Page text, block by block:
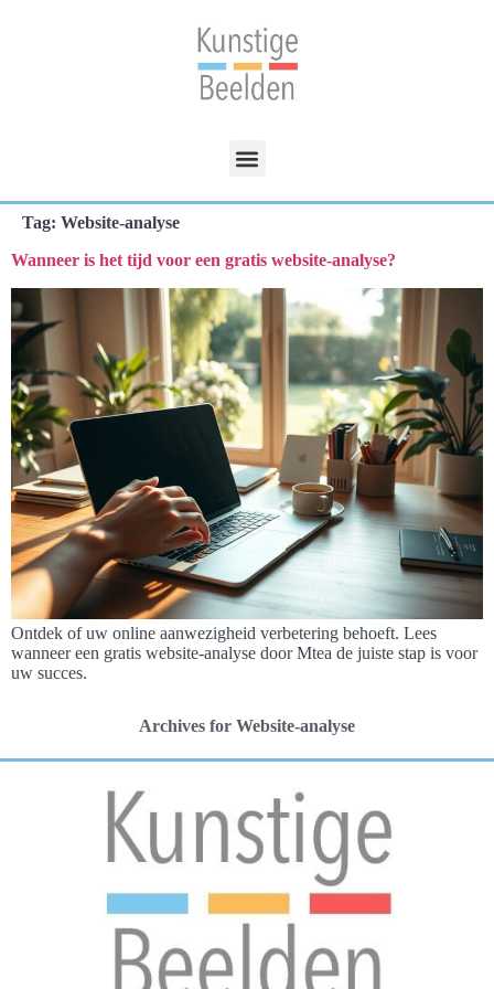
Tag: Website-analyse
Wanneer is het tijd voor een gratis website-analyse?
Ontdek of uw online aanwezigheid verbetering behoeft. Lees
wanneer een gratis website-analyse door Mtea de juiste stap is voor
uw succes.
Archives for Website-analyse